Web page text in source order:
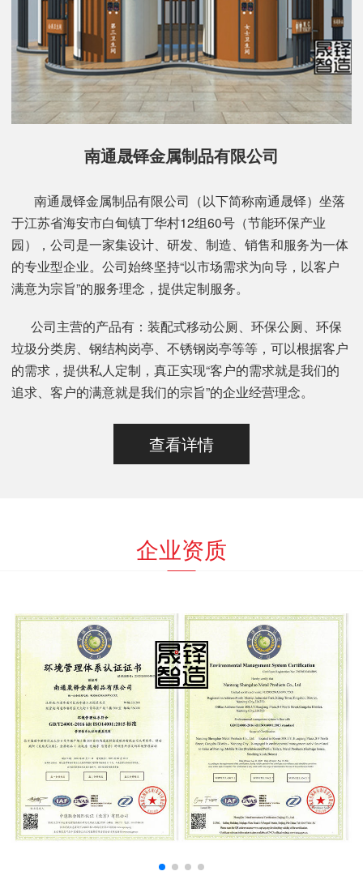
南通晟铎金属制品有限公司
南通晟铎金属制品有限公司（以下简称南通晟铎）坐落
于江苏省海安市白甸镇丁华村12组60号（节能环保产业
园），公司是一家集设计、研发、制造、销售和服务为一体
的专业型企业。公司始终坚持“以市场需求为向导，以客户
满意为宗旨”的服务理念，提供定制服务。
公司主营的产品有：装配式移动公厕、环保公厕、环保
垃圾分类房、钢结构岗亭、不锈钢岗亭等等，可以根据客户
的需求，提供私人定制，真正实现“客户的需求就是我们的
追求、客户的满意就是我们的宗旨”的企业经营理念。
查看详情
企业资质